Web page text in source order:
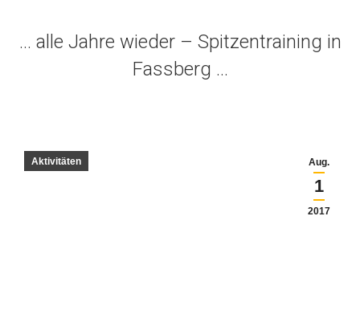
… alle Jahre wieder – Spitzentraining in
Fassberg …
Aug.
1
2017
Aktivitäten